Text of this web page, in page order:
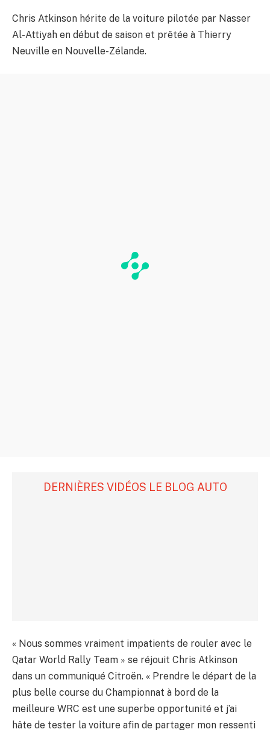
Chris Atkinson hérite de la voiture pilotée par Nasser
Al-Attiyah en début de saison et prêtée à Thierry
Neuville en Nouvelle-Zélande.
DERNIÈRES VIDÉOS LE BLOG AUTO
« Nous sommes vraiment impatients de rouler avec le
Qatar World Rally Team » se réjouit Chris Atkinson
dans un communiqué Citroën. « Prendre le départ de la
plus belle course du Championnat à bord de la
meilleure WRC est une superbe opportunité et j’ai
hâte de tester la voiture afin de partager mon ressenti